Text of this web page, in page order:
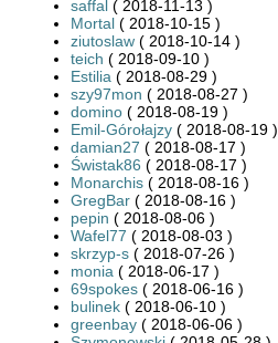
saffal ( 2018-11-13 )
Mortal ( 2018-10-15 )
ziutoslaw ( 2018-10-14 )
teich ( 2018-09-10 )
Estilia ( 2018-08-29 )
szy97mon ( 2018-08-27 )
domino ( 2018-08-19 )
Emil-Górołajzy ( 2018-08-19 )
damian27 ( 2018-08-17 )
Świstak86 ( 2018-08-17 )
Monarchis ( 2018-08-16 )
GregBar ( 2018-08-16 )
pepin ( 2018-08-06 )
Wafel77 ( 2018-08-03 )
skrzyp-s ( 2018-07-26 )
monia ( 2018-06-17 )
69spokes ( 2018-06-16 )
bulinek ( 2018-06-10 )
greenbay ( 2018-06-06 )